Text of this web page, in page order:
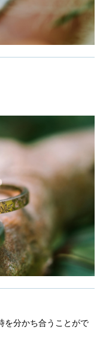
を分かち合うことがで